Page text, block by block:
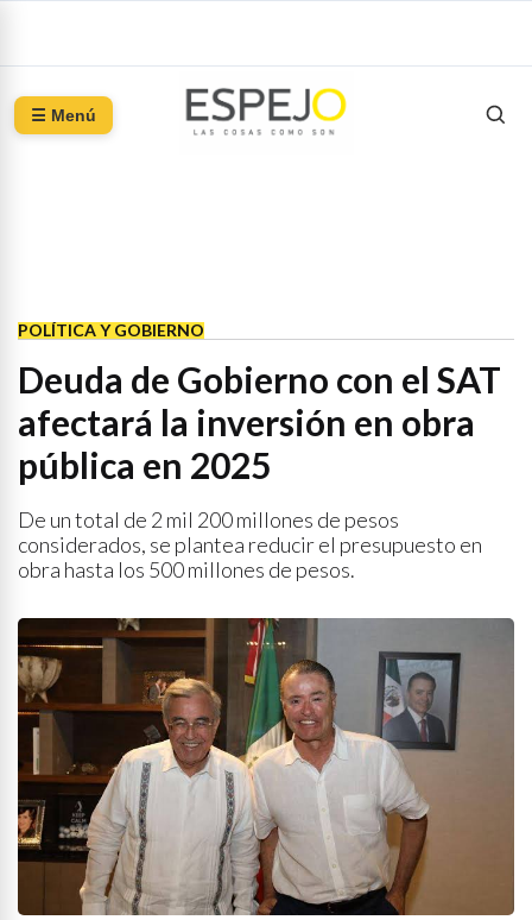
☰ Menú
POLÍTICA Y GOBIERNO
Deuda de Gobierno con el SAT
afectará la inversión en obra
pública en 2025
De un total de 2 mil 200 millones de pesos
considerados, se plantea reducir el presupuesto en
obra hasta los 500 millones de pesos.